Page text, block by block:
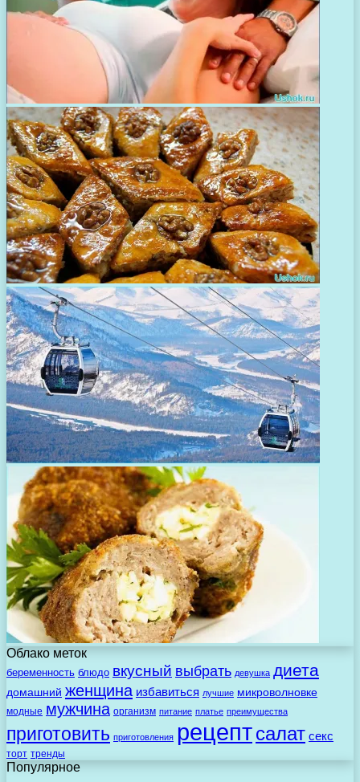
Облако меток
беременность блюдо вкусный выбрать девушка диета
домашний женщина избавиться лучшие микроволновке
модные мужчина организм питание платье преимущества
приготовить приготовления рецептсалат секс
торт тренды
Популярное